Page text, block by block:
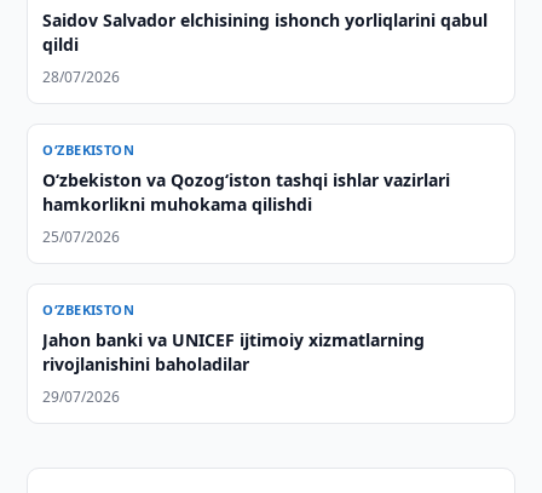
Saidov Salvador elchisining ishonch yorliqlarini qabul
qildi
28/07/2026
O‘ZBEKISTON
Oʻzbekiston va Qozogʻiston tashqi ishlar vazirlari
hamkorlikni muhokama qilishdi
25/07/2026
O‘ZBEKISTON
Jahon banki va UNICEF ijtimoiy xizmatlarning
rivojlanishini baholadilar
29/07/2026